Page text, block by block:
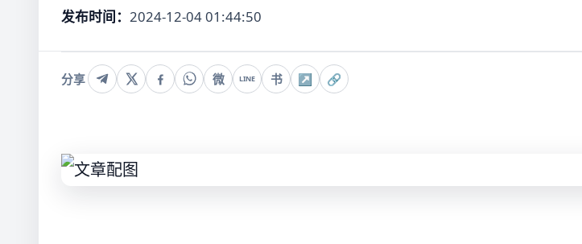
发布时间： 2024-12-04 01:44:50
分享 微 LINE 书 ↗ 🔗